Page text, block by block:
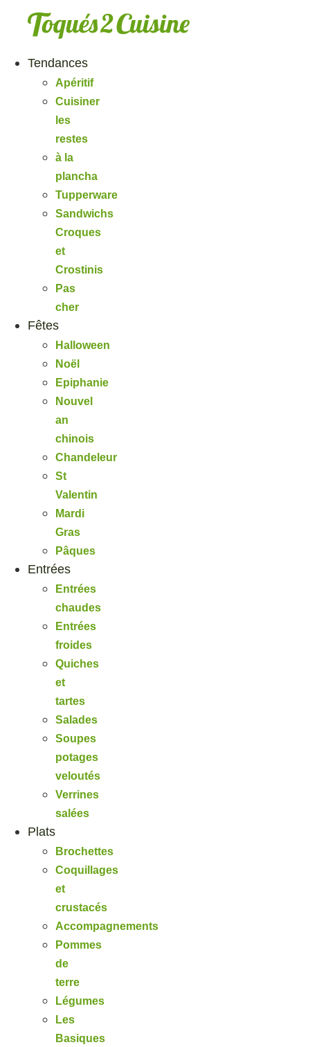
Tendances
Apéritif
Cuisiner
les
restes
à la
plancha
Tupperware
Sandwichs
Croques
et
Crostinis
Pas
cher
Fêtes
Halloween
Noël
Epiphanie
Nouvel
an
chinois
Chandeleur
St
Valentin
Mardi
Gras
Pâques
Entrées
Entrées
chaudes
Entrées
froides
Quiches
et
tartes
Salades
Soupes
potages
veloutés
Verrines
salées
Plats
Brochettes
Coquillages
et
crustacés
Accompagnements
Pommes
de
terre
Légumes
Les
Basiques